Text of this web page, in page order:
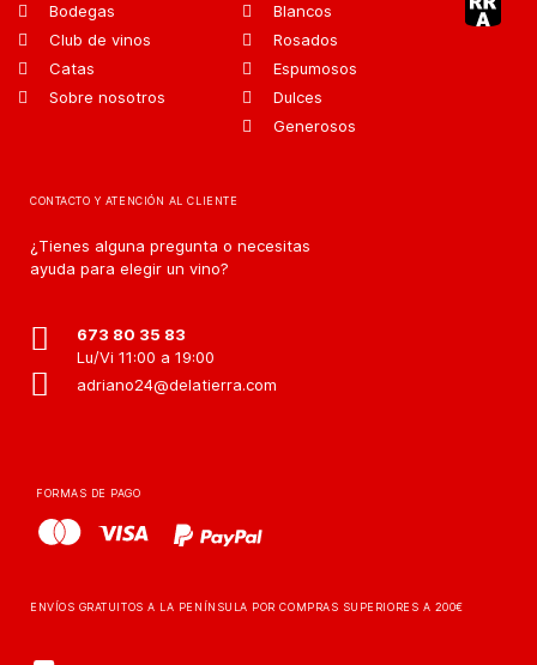
Bodegas
Club de vinos
Catas
Sobre nosotros
Blancos
Rosados
Espumosos
Dulces
Generosos
CONTACTO Y ATENCIÓN AL CLIENTE
¿Tienes alguna pregunta o necesitas
ayuda para elegir un vino?
673 80 35 83
Lu/Vi 11:00 a 19:00
adriano24@delatierra.com
FORMAS DE PAGO
ENVÍOS GRATUITOS A LA PENÍNSULA POR COMPRAS SUPERIORES A 200€